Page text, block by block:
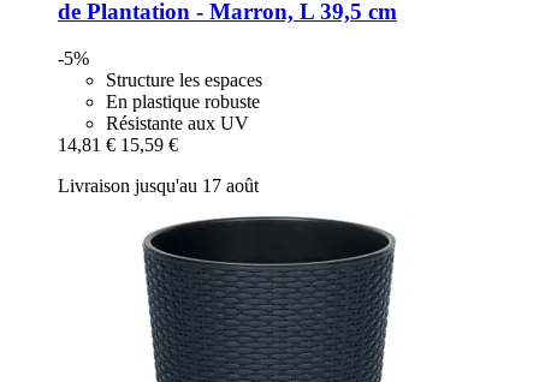
de Plantation -​ Marron, L 39,5 cm
-5%
Structure les espaces
En plastique robuste
Résistante aux UV
14,81 € 15,59 €
Livraison jusqu'au 17 août